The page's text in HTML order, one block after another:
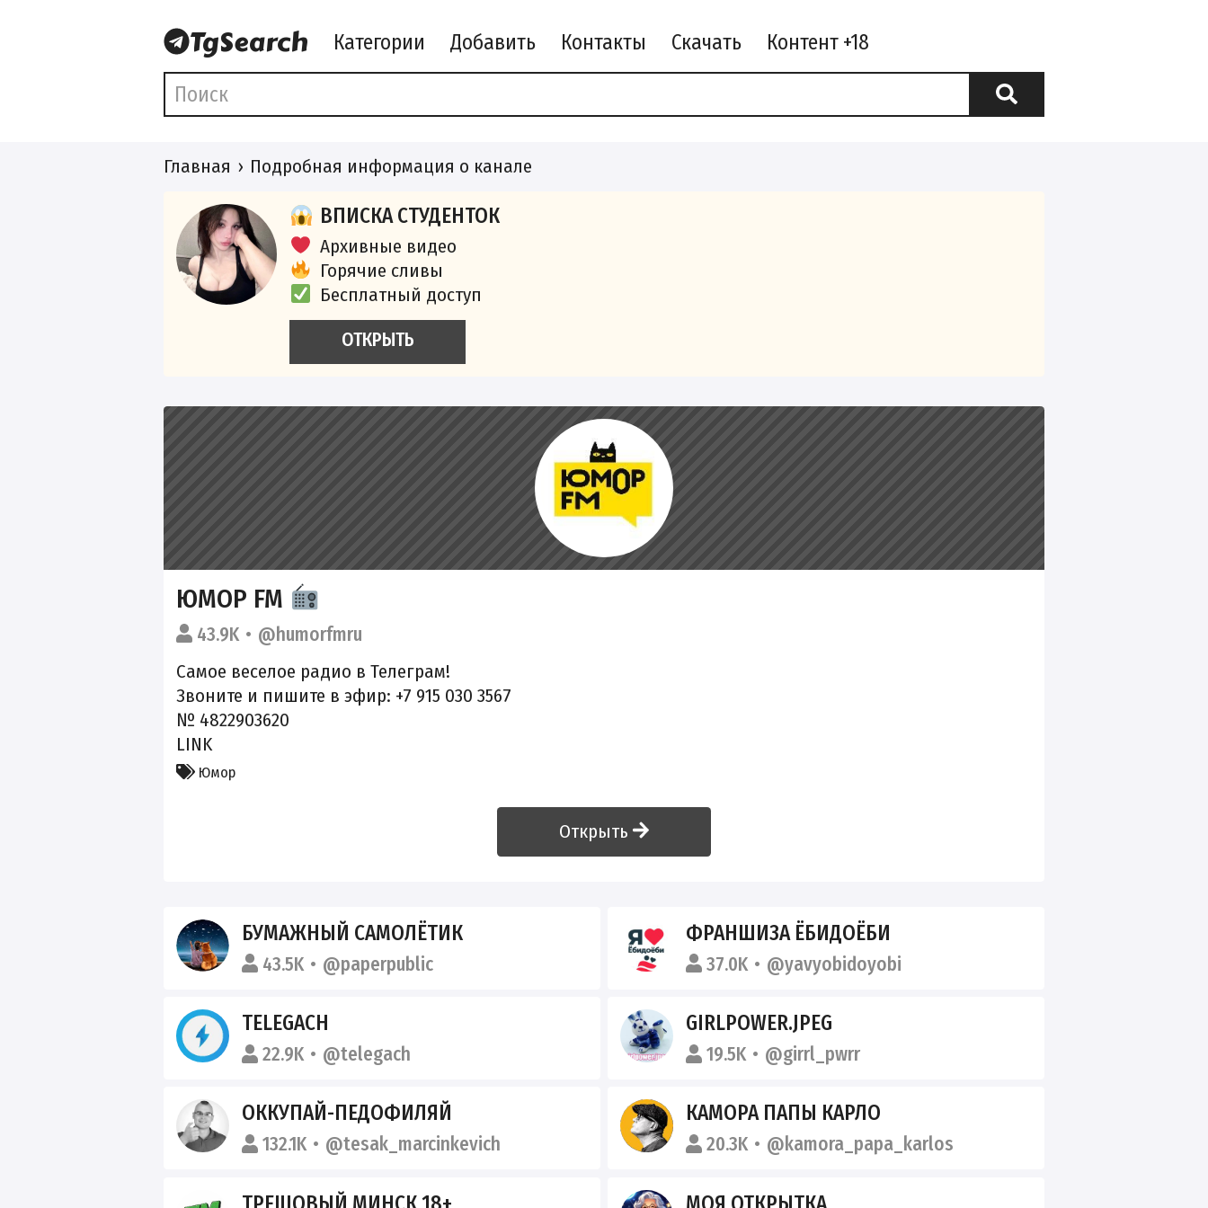
Категории Добавить Контакты Скачать
Главная Подробная информация о канале
ВПИСКА СТУДЕНТОК
Архивные видео
Горячие сливы
Бесплатный доступ
ОТКРЫТЬ
ЮМОР FM
43.9K
@humorfmru
Самое веселое радио в Телеграм!
Звоните и пишите в эфир: +7 915 030 3567
№ 4822903620
LINK
Юмор
Открыть
БУМАЖНЫЙ САМОЛЁТИК
43.5K @paperpublic
ФРАНШИЗА ЁБИДОЁБИ
37.0K @yavyobidoyobi
TELEGACH
22.9K @telegach
GIRLPOWER.JPEG
19.5K @girrl_pwrr
ОККУПАЙ-ПЕДОФИЛЯЙ
132.1K @tesak_marcinkevich
КАМОРА ПАПЫ КАРЛО
20.3K @kamora_papa_karlos